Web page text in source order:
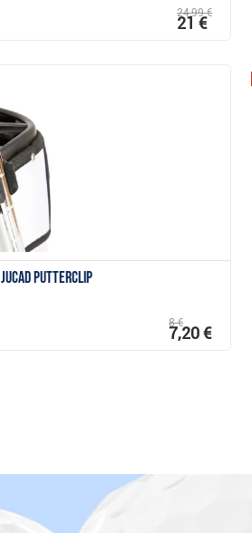
24,99 €
21 €
JuCad Putterclip
8 €
7,20 €
Anzeigen